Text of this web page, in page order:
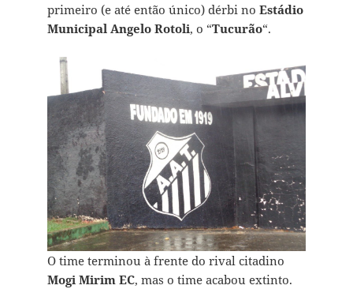
primeiro (e até então único) dérbi no Estádio
Municipal Angelo Rotoli, o “Tucurão“.
O time terminou à frente do rival citadino
Mogi Mirim EC, mas o time acabou extinto.